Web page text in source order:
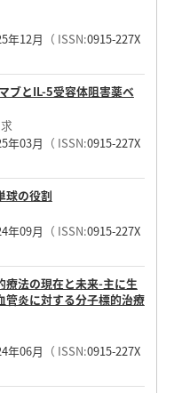
年12月 （ ISSN:0915-227X
ブとIL-5受容体阻害薬ベ
年03月 （ ISSN:0915-227X
球の役割
年09月 （ ISSN:0915-227X
療法の現在と未来-主に生
管炎に対する分子標的治療
年06月 （ ISSN:0915-227X